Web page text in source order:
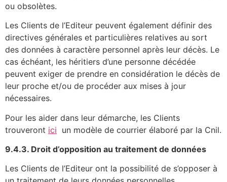
ou obsolètes.
Les Clients de l’Editeur peuvent également définir des
directives générales et particulières relatives au sort
des données à caractère personnel après leur décès. Le
cas échéant, les héritiers d’une personne décédée
peuvent exiger de prendre en considération le décès de
leur proche et/ou de procéder aux mises à jour
nécessaires.
Pour les aider dans leur démarche, les Clients
trouveront ici un modèle de courrier élaboré par la Cnil.
9.4.3. Droit d’opposition au traitement de données
Les Clients de l’Editeur ont la possibilité de s’opposer à